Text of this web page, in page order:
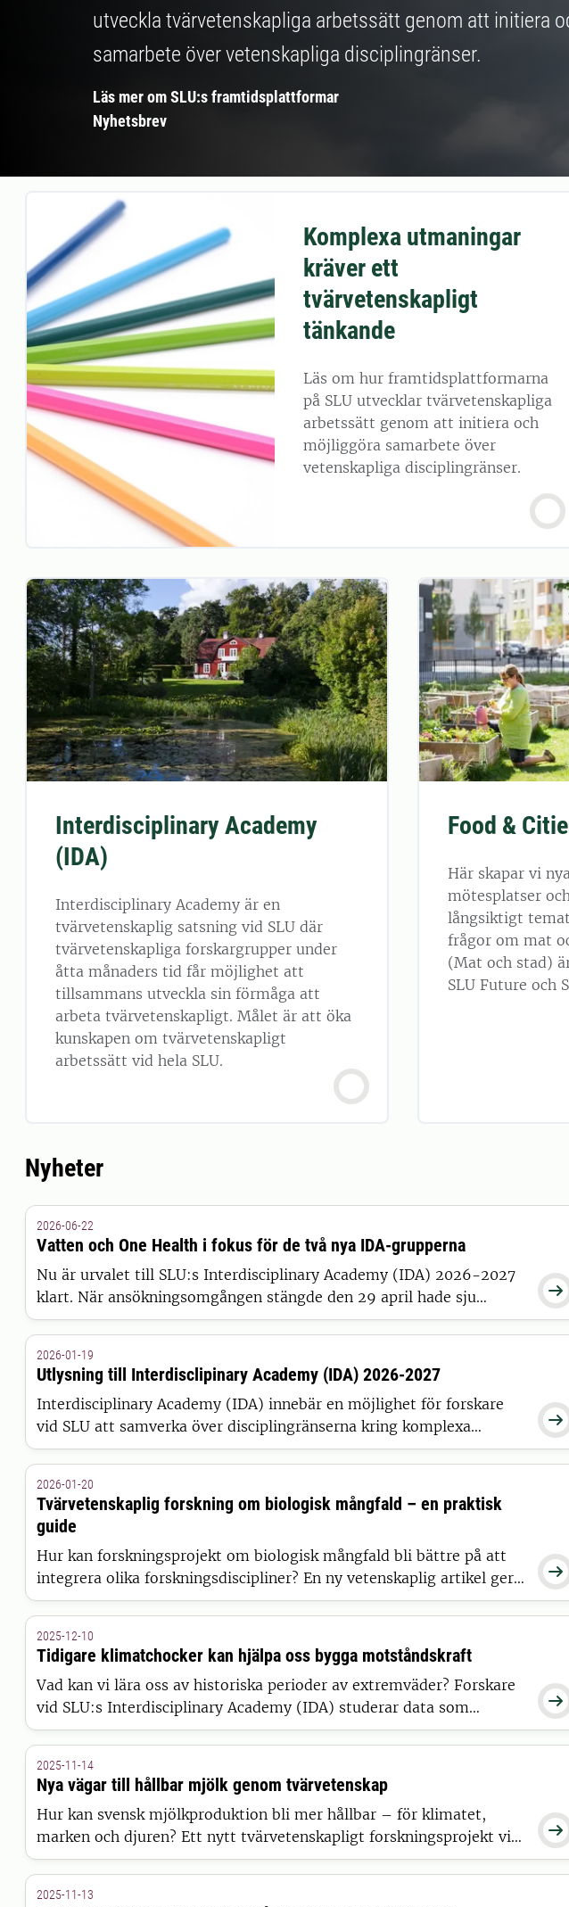
utveckla tvärvetenskapliga arbetssätt genom att initiera
samarbete över vetenskapliga disciplingränser.
Läs mer om SLU:s framtidsplattformar
Nyhetsbrev
Komplexa utmaningar
kräver ett
tvärvetenskapligt
tänkande
Läs om hur framtidsplattformarna
på SLU utvecklar tvärvetenskapliga
arbetssätt genom att initiera och
möjliggöra samarbete över
vetenskapliga disciplingränser.
Interdisciplinary Academy
(IDA)
Interdisciplinary Academy är en
tvärvetenskaplig satsning vid SLU där
tvärvetenskapliga forskargrupper under
åtta månaders tid får möjlighet att
tillsammans utveckla sin förmåga att
arbeta tvärvetenskapligt. Målet är att öka
kunskapen om tvärvetenskapligt
arbetssätt vid hela SLU.
Food &
Här skapar vi
mötesplatser
långsiktigt
frågor om mat
(Mat och stad)
SLU Future och
Nyheter

2026-06-22
Vatten och One Health i fokus för de två nya IDA-grupperna
Nu är urvalet till SLU:s Interdisciplinary Academy (IDA) 2026-2027
klart. När ansökningsomgången stängde den 29 april hade sju
grupper lämnat in ansökningar. Efter en noggrann bedömning har
två grupper valts ut som kommer att inleda sitt arbete efter
sommaren.

2026-01-19
Utlysning till Interdisclipinary Academy (IDA) 2026-2027
Interdisciplinary Academy (IDA) innebär en möjlighet för forskare
vid SLU att samverka över disciplingränserna kring komplexa
frågeställningar inom det breda området hållbar omställning.

2026-01-20
Tvärvetenskaplig forskning om biologisk mångfald – en praktisk
guide
Hur kan forskningsprojekt om biologisk mångfald bli bättre på att
integrera olika forskningsdiscipliner? En ny vetenskaplig artikel ger
konkreta råd och vägledning.

2025-12-10
Tidigare klimatchocker kan hjälpa oss bygga motståndskraft
Vad kan vi lära oss av historiska perioder av extremväder? Forskare
vid SLU:s Interdisciplinary Academy (IDA) studerar data som
uppmätts över lång tid kring klimat, jordbruk, mark och samhälle.
Allt för att identifiera mönster som kan hjälpa oss att anpassa oss
till framtida utmaningar.

2025-11-14
Nya vägar till hållbar mjölk genom tvärvetenskap
Hur kan svensk mjölkproduktion bli mer hållbar – för klimatet,
marken och djuren? Ett nytt tvärvetenskapligt forskningsprojekt vid
SLU utforskar om agroekologi kan vara vägen mot mer
motståndskraftiga och rättvisa livsmedelssystem.
2025-11-13